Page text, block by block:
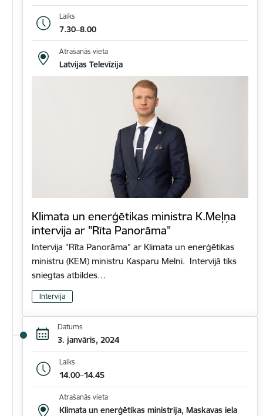
Laiks
7.30–8.00
Atrašanās vieta
Latvijas Televīzija
Klimata un enerģētikas ministra K.Meļņa
intervija ar "Rīta Panorāma"
Intervija "Rīta Panorāma" ar Klimata un enerģētikas
ministru (KEM) ministru Kasparu Melni. Intervijā tiks
sniegtas atbildes…
Intervija
Datums
3. janvāris, 2024
Laiks
14.00–14.45
Atrašanās vieta
Klimata un enerģētikas ministrija, Maskavas iela